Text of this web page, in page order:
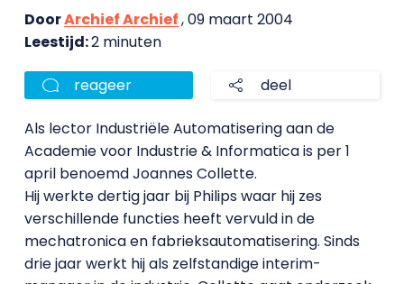
DoorArchief Archief, 09 maart 2004
Leestijd:2 minuten
reageer deel
Als lector Industriële Automatisering aan de
Academie voor Industrie & Informatica is per 1
april benoemd Joannes Collette.
Hij werkte dertig jaar bij Philips waar hij zes
verschillende functies heeft vervuld in de
mechatronica en fabrieksautomatisering. Sinds
drie jaar werkt hij als zelfstandige interim-